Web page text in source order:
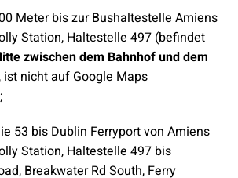
Meter bis zur Bushaltestelle Amiens
Station, Haltestelle 497 (befindet
zwischen dem Bahnhof und dem
ist nicht auf Google Maps
53 bis Dublin Ferryport von Amiens
Station, Haltestelle 497 bis
Breakwater Rd South, Ferry